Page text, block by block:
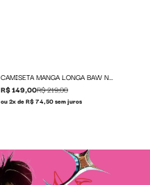
CAMISETA MANGA LONGA BAW NO LLIE
R$ 149,00R$ 219,00
ou 2x de R$ 74,50 sem juros